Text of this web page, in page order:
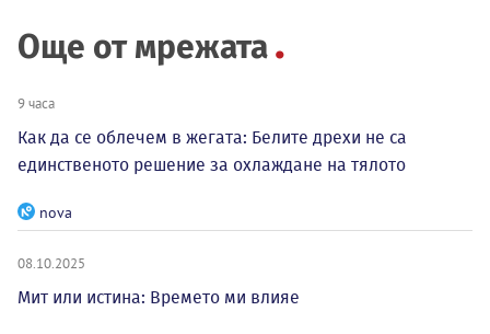
Още от мрежата
9 часа
Как да се облечем в жегата: Белите дрехи не са
единственото решение за охлаждане на тялото
nova
08.10.2025
Мит или истина: Времето ми влияе